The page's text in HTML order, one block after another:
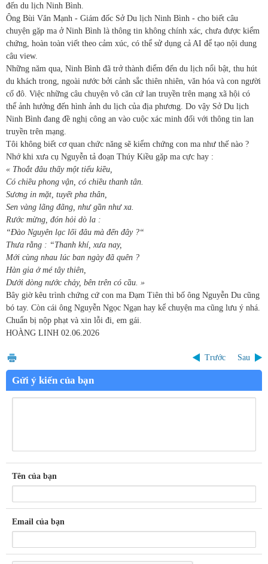
đến du lịch Ninh Bình.
Ông Bùi Văn Mạnh - Giám đốc Sở Du lịch Ninh Bình - cho biết câu
chuyện gặp ma ở Ninh Bình là thông tin không chính xác, chưa được kiểm
chứng, hoàn toàn viết theo cảm xúc, có thể sử dụng cả AI để tạo nội dung
câu view.
Những năm qua, Ninh Bình đã trở thành điểm đến du lịch nổi bật, thu hút
du khách trong, ngoài nước bởi cảnh sắc thiên nhiên, văn hóa và con người
cố đô. Việc những câu chuyện vô căn cứ lan truyền trên mạng xã hội có
thể ảnh hưởng đến hình ảnh du lịch của địa phương. Do vậy Sở Du lịch
Ninh Bình đang đề nghị công an vào cuộc xác minh đối với thông tin lan
truyền trên mạng.
Tôi không biết cơ quan chức năng sẽ kiểm chứng con ma như thế nào ?
Nhớ khi xưa cụ Nguyễn tả đoạn Thúy Kiều gặp ma cực hay :
« Thoắt đâu thấy một tiểu kiều,
Có chiều phong vận, có chiều thanh tân.
Sương in mặt, tuyết pha thân,
Sen vàng lãng đãng, như gần như xa.
Rước mừng, đón hỏi dò la :
“Đào Nguyên lạc lối đâu mà đến đây ?“
Thưa rằng : “Thanh khí, xưa nay,
Mới cùng nhau lúc ban ngày đã quên ?
Hàn gia ở mé tây thiên,
Dưới dòng nước chảy, bên trên có cầu. »
Bây giờ kêu trình chứng cứ con ma Đạm Tiên thì bố ông Nguyễn Du cũng
bó tay. Còn cái ông Nguyễn Ngọc Ngạn hay kể chuyện ma cũng lưu ý nhá.
Chuẩn bị nộp phạt và xin lỗi đi, em gái.
HOÀNG LINH 02.06.2026
Trước Sau
Gửi ý kiến của bạn
Tên của bạn
Email của bạn